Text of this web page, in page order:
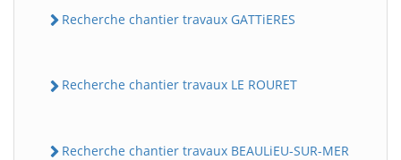
Recherche chantier travaux GATTiERES
Recherche chantier travaux LE ROURET
Recherche chantier travaux BEAULiEU-SUR-MER